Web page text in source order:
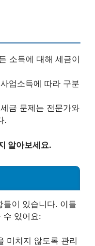
소득에 대해 세금이
업소득에 따라 구분
금 문제는 전문가와
.
알아보세요.
이 있습니다. 이들
수 있어요:
미치지 않도록 관리